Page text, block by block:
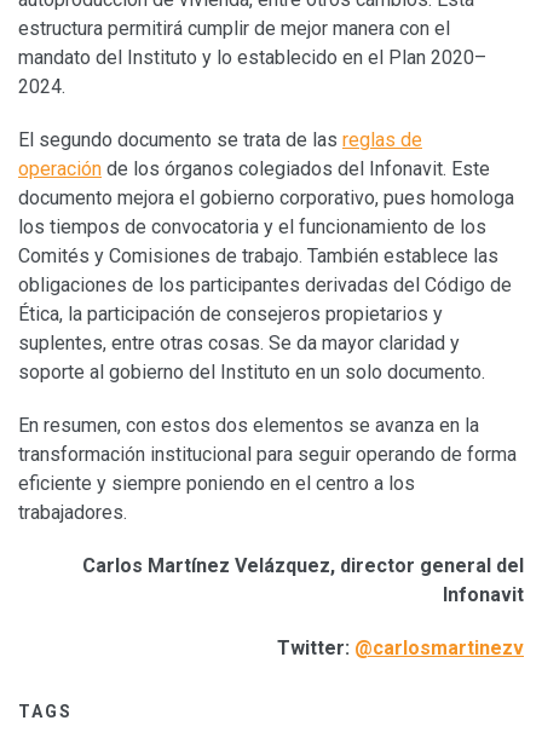
estructura permitirá cumplir de mejor manera con el
mandato del Instituto y lo establecido en el Plan 2020–
2024.
El segundo documento se trata de las reglas de
operación de los órganos colegiados del Infonavit. Este
documento mejora el gobierno corporativo, pues homologa
los tiempos de convocatoria y el funcionamiento de los
Comités y Comisiones de trabajo. También establece las
obligaciones de los participantes derivadas del Código de
Ética, la participación de consejeros propietarios y
suplentes, entre otras cosas. Se da mayor claridad y
soporte al gobierno del Instituto en un solo documento.
En resumen, con estos dos elementos se avanza en la
transformación institucional para seguir operando de forma
eficiente y siempre poniendo en el centro a los
trabajadores.
Carlos Martínez Velázquez, director general del
Infonavit
Twitter: @carlosmartinezv
TAGS